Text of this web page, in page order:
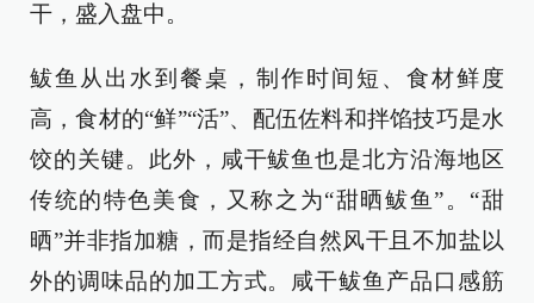
干，盛入盘中。
鲅鱼从出水到餐桌，制作时间短、食材鲜度
高，食材的“鲜”“活”、配伍佐料和拌馅技巧是水
饺的关键。此外，咸干鲅鱼也是北方沿海地区
传统的特色美食，又称之为“甜晒鲅鱼”。“甜
晒”并非指加糖，而是指经自然风干且不加盐以
外的调味品的加工方式。咸干鲅鱼产品口感筋